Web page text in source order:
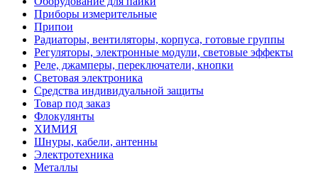
Приборы измерительные
Припои
Радиаторы, вентиляторы, корпуса, готовые группы
Регуляторы, электронные модули, световые эффекты
Реле, джамперы, переключатели, кнопки
Световая электроника
Средства индивидуальной защиты
Товар под заказ
Флокулянты
ХИМИЯ
Шнуры, кабели, антенны
Электротехника
Металлы